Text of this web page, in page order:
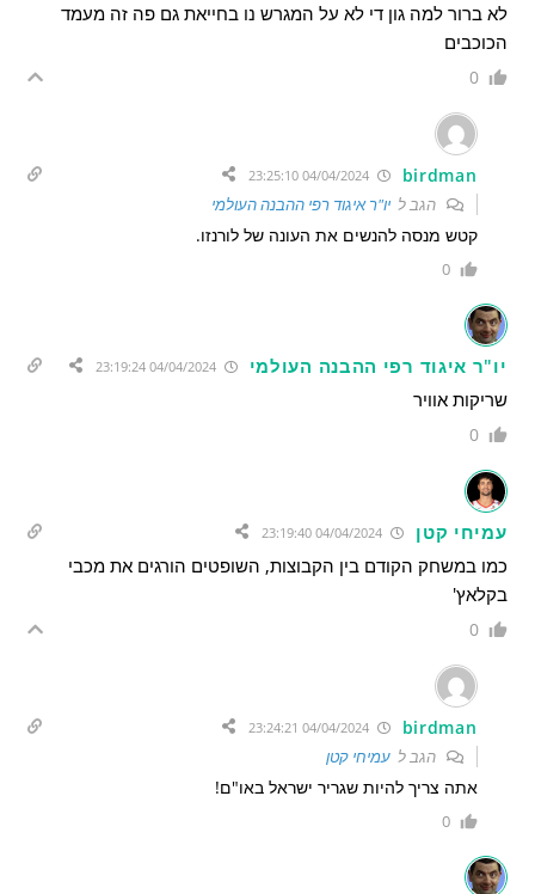
לא ברור למה גון די לא על המגרש נו בחייאת גם פה זה מעמד
הכוכבים
0
birdman
04/04/2024 23:25:10
הגב ליו"ר איגוד רפי ההבנה העולמי
קטש מנסה להנשים את העונה של לורנזו.
0
יו"ר איגוד רפי ההבנה העולמי 04/04/2024 23:19:24
שריקות אוויר
0
עמיחי קטן
כמו במשחק הקודם בין הקבוצות, השופטים הורגים את מכבי
בקלאץ'
0
birdman
04/04/2024 23:24:21
הגב לעמיחי קטן
אתה צריך להיות שגריר ישראל באו"ם!
0